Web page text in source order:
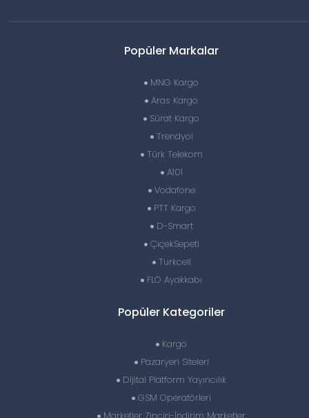
Popüler Markalar
MNG Kargo
Aras Kargo
Sürat Kargo
Trendyol
Türk Telekom
A101
Vodafone
PTT Kargo
D-Smart
ÇiçekSepeti
Turkcell
FLO Ayakkabı
Popüler Kategoriler
Kargo
Pazaryeri Siteleri
Dijital Platform Yayıncılık
GSM Operatörleri